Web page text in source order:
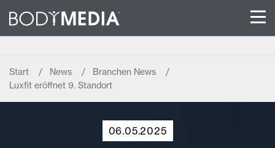
Start News
Branchen News
Luxfit eröffnet 9. Standort
06.05.2025